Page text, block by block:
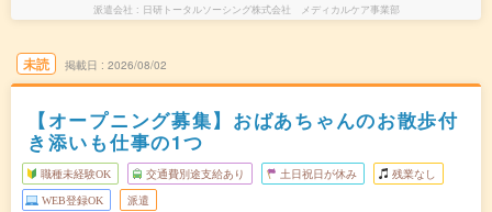
派遣会社 日研トータルソーシング株式会社 メディカルケア事業部
未読 掲載日 2026/08/02
【オープニング募集】おばあちゃんのお散歩付
き添いも仕事の1つ
職種未経験OK 交通費別途支給あり 土日祝日が休み 残業なし
WEB登録OK 派遣